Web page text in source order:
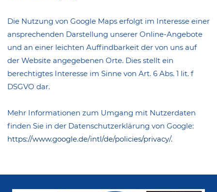
Die Nutzung von Google Maps erfolgt im Interesse einer
ansprechenden Darstellung unserer Online-Angebote
und an einer leichten Auffindbarkeit der von uns auf
der Website angegebenen Orte. Dies stellt ein
berechtigtes Interesse im Sinne von Art. 6 Abs. 1 lit. f
DSGVO dar.
Mehr Informationen zum Umgang mit Nutzerdaten
finden Sie in der Datenschutzerklärung von Google:
https://www.google.de/intl/de/policies/privacy/.